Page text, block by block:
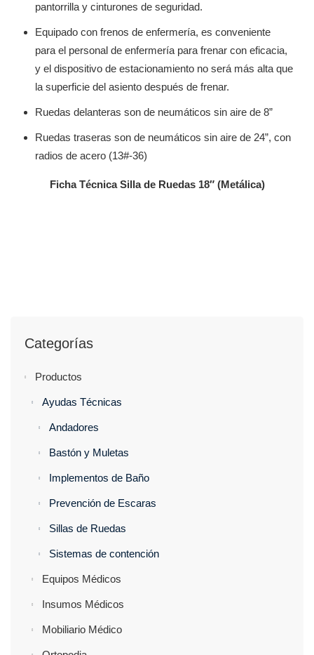
Categorías
Productos
Ayudas Técnicas
Andadores
Bastón y Muletas
Implementos de Baño
Prevención de Escaras
Sillas de Ruedas
Sistemas de contención
Equipos Médicos
Insumos Médicos
Mobiliario Médico
pantorrilla y cinturones de seguridad.
Equipado con frenos de enfermería, es conveniente
para el personal de enfermería para frenar con eficacia,
y el dispositivo de estacionamiento no será más alta que
la superficie del asiento después de frenar.
Ruedas delanteras son de neumáticos sin aire de 8”
Ruedas traseras son de neumáticos sin aire de 24”, con
radios de acero (13#-36)
Ficha Técnica Silla de Ruedas 18″ (Metálica)